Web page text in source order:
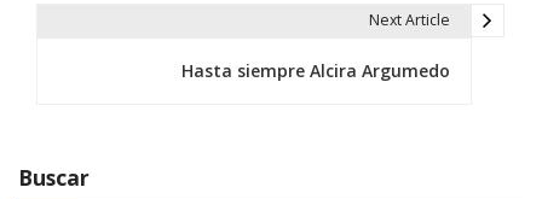
c
Next Article
Hasta siempre Alcira Argumedo
Buscar